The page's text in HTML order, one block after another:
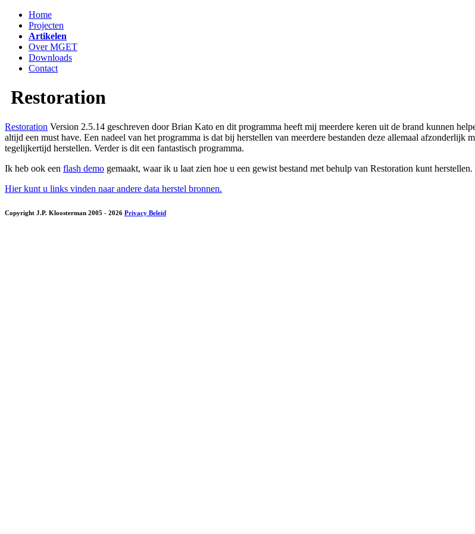
Home
Projecten
Artikelen
Over MGET
Downloads
Contact
Restoration
Restoration Version 2.5.14 geschreven door Brian Kato en dit programma heeft mij meerdere keren uit de brand kunnen
altijd een must have. Een nadeel van het programma is dat bij herstellen van meerdere bestanden deze allemaal afzonderlijk
tegelijkertijd herstellen. Verder is dit een fantastisch programma.
Ik heb ook een flash demo gemaakt, waar ik u laat zien hoe u een gewist bestand met behulp van Restoration kunt herstellen.
Hier kunt u links vinden naar andere data herstel bronnen.
Copyright J.P. Kloosterman 2005 - 2026 Privacy Beleid